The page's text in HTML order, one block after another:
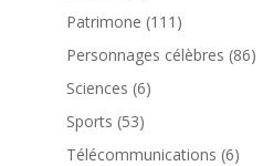
produits
Patrimone 111 111
produits
Personnages célèbres 8686
Sciences 66
Sports 5353
produits
Télécommunications 66